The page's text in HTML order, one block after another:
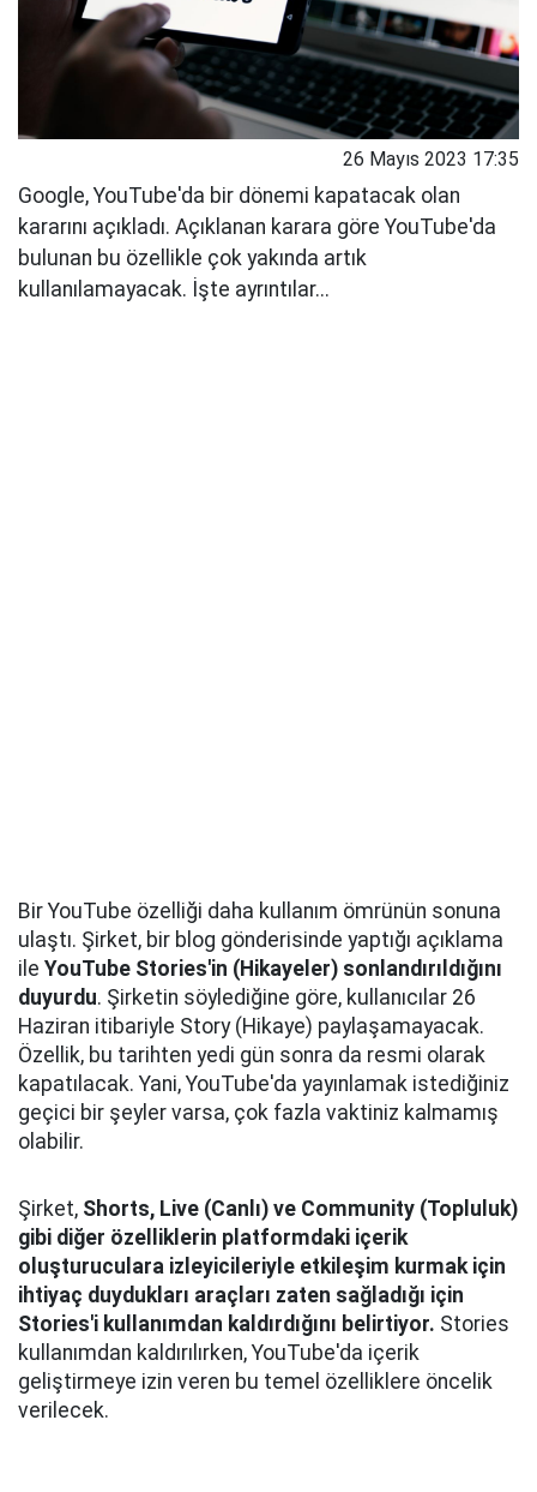
26 Mayıs 2023 17:35
Google, YouTube'da bir dönemi kapatacak olan
kararını açıkladı. Açıklanan karara göre YouTube'da
bulunan bu özellikle çok yakında artık
kullanılamayacak. İşte ayrıntılar...
Bir YouTube özelliği daha kullanım ömrünün sonuna
ulaştı. Şirket, bir blog gönderisinde yaptığı açıklama
ile YouTube Stories'in (Hikayeler) sonlandırıldığını
duyurdu. Şirketin söylediğine göre, kullanıcılar 26
Haziran itibariyle Story (Hikaye) paylaşamayacak.
Özellik, bu tarihten yedi gün sonra da resmi olarak
kapatılacak. Yani, YouTube'da yayınlamak istediğiniz
geçici bir şeyler varsa, çok fazla vaktiniz kalmamış
olabilir.
Şirket, Shorts, Live (Canlı) ve Community (Topluluk)
gibi diğer özelliklerin platformdaki içerik
oluşturuculara izleyicileriyle etkileşim kurmak için
ihtiyaç duydukları araçları zaten sağladığı için
Stories'i kullanımdan kaldırdığını belirtiyor. Stories
kullanımdan kaldırılırken, YouTube'da içerik
geliştirmeye izin veren bu temel özelliklere öncelik
verilecek.